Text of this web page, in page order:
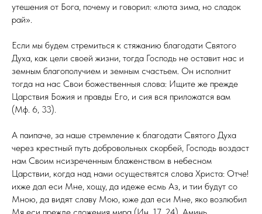
утешения от Бога, почему и говорил: «люта зима, но сладок
рай».
Если мы будем стремиться к стяжанию благодати Святого
Духа, как цели своей жизни, тогда Господь не оставит нас и
земным благополучием и земным счастьем. Он исполнит
тогда на нас Свои божественныя слова: Ищите же прежде
Царствия Божия и правды Его, и сия вся приложатся вам
(Мф. 6, 33).
А паипаче, за наше стремление к благодати Святого Духа
через крестный путь добровольных скорбей, Господь воздаст
нам Своим нсизреченным блаженством в небесном
Царствии, когда над нами осуществятся слова Христа: Отче!
ихже дал еси Мне, хощу, да идеже есмь Аз, и тии будут со
Мною, да видят славу Мою, юже дал еси Мне, яко возлюбил